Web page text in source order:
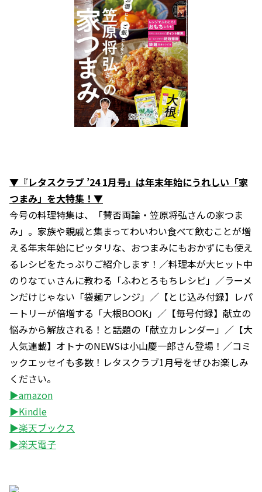
▼『レタスクラブ ’24 1月号』は年末年始にうれしい「家
つまみ」を大特集！▼
今号の料理特集は、「賛否両論・笠原将弘さんの家つま
み」。家族や親戚と集まってわいわい食べて飲むことが増
える年末年始にピッタリな、おつまみにもおかずにも使え
るレシピをたっぷりご紹介します！／料理本が大ヒット中
のりなてぃさんに教わる「ふわとろもちレシピ」／ラーメ
ンだけじゃない「袋麺アレンジ」／【とじ込み付録】レパ
ートリーが倍増する「大根BOOK」／【毎号付録】献立の
悩みから解放される！と話題の「献立カレンダー」／【大
人気連載】オトナのNEWSは小山慶一郎さん登場！／コミ
ックエッセイも多数！レタスクラブ1月号をぜひお楽しみ
ください。
▶amazon
▶Kindle
▶楽天ブックス
▶楽天電子